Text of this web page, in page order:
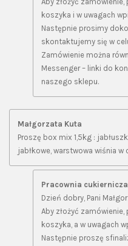
koszyka i w uwagach
Następnie prosimy
skontaktujemy się w
Zamówienie można
Messenger – linki do
naszego sklepu.
Małgorzata Kuta
Proszę box mix 1,5kg :
jabłkowe, warstwowa wiśnia
Pracownia
Dzień dobry, Pani
Aby złożyć
koszyka, a w uwagach
Następnie proszę